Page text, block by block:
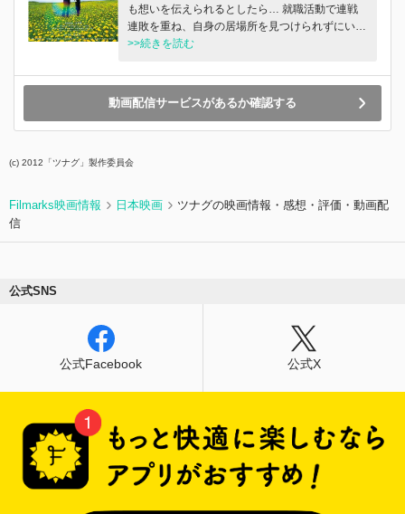
も想いを伝えられるとしたら… 就職活動で連戦
連敗を重ね、自身の居場所を見つけられずにいる
清水美空（浜辺美波）。彼女には、《亡くなった
けられない力があった。そんな美空に、運命を変
える出会いが訪れる。彼女の秘密に気付いた葬祭
プランナーの漆原礼二（目黒蓮）に、「その能力
を活かすべきだ」と、葬祭プランナーの道へと誘
東会館」のインターンとして漆原とタッグを組む
思える彼の厳しい指導に心折れそうになる。しか
美空は漆原とともに「残された遺族だけでなく、
故人も納得できる葬儀とは何か？」という問いに
向き合い続ける。そして彼の背中を追いかけるよ
を覚え、二人は遺された人と旅立つ人、それぞれ
の想いを繋ぐ「最高のお見送り」を目指してい
本当の意味とは―？ そして、二人が届ける最期
の《奇跡》とは―――
>>続きを読む
動画配信サービスがあるか確認する
(c) 2012「ツナグ」製作委員会
Filmarks映画情報 日本映画
ツナグの映画情報・感想・評価・動画配
信
公式SNS
公式Facebook 公式X